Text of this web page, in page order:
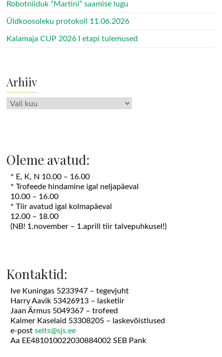
Robotniiduk “Martini” saamise lugu
Üldkoosoleku protokoll 11.06.2026
Kalamaja CUP 2026 I etapi tulemused
Arhiiv
Arhiiv
Oleme avatud:
* E, K, N 10.00 – 16.00
* Trofeede hindamine igal neljapäeval
10.00 – 16.00
* Tiir avatud igal kolmapäeval
12.00 – 18.00
(NB! 1.november – 1.aprill tiir talvepuhkusel!)
Kontaktid:
Ive Kuningas 5233947 – tegevjuht
Harry Aavik 53426913 – lasketiir
Jaan Ärmus 5049367 – trofeed
Kalmer Kaselaid 53308205 – laskevõistlused
e-postselts@sjs.ee
Aa EE481010022030884002 SEB Pank